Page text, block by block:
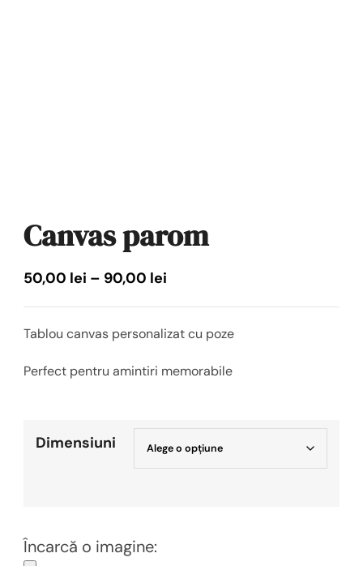
Canvas parom
50,00 lei – 90,00 lei
50,00 lei
până
Tablou canvas personalizat cu poze
Perfect pentru amintiri memorabile
Dimensiuni
Încarcă o imagine: